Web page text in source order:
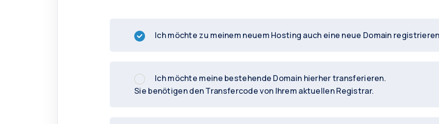
Ich möchte zu meinem neuem Hosting auch eine neue Domain
Ich möchte meine bestehende Domain hierher transferieren.
Sie benötigen den Transfercode von Ihrem aktuellen Registrar.